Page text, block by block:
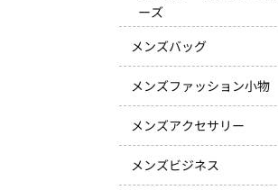
ーズ
メンズバッグ
メンズファッション小物
メンズアクセサリー
メンズビジネス